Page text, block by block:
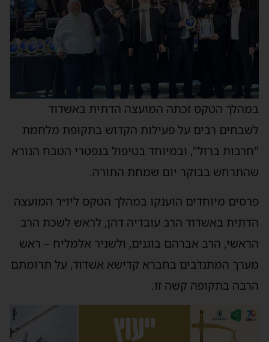
במהלך הטקס זכתה המועצה הדתית באשדוד
לשבחים רבים על פעילות הקדוש בתקופת מלחמת
"חרבות ברזל", ובמיוחד בטיפול בנפטרי הטבח הנורא
שהתרחש בבוקר יום שמחת התורה.
פרסים מיוחדים הוענקו במהלך הטקס ליו״ר המועצה
הדתית באשדוד הרב עובדיה דהן, לראש לשכת הרב
הראשי, הרב אברהם בוגנים, ולשניר אלמליח – ראש
מערך המתנדבים בחברא קדישא אשדוד, על תרומתם
הרבה בתקופה קשה זו.